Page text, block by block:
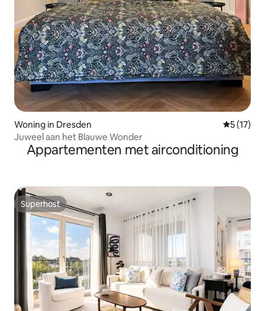
Woning in Dresden
5 (17)
Juweel aan het Blauwe Wonder
Appartementen met airconditioning
Superhost
Superhost